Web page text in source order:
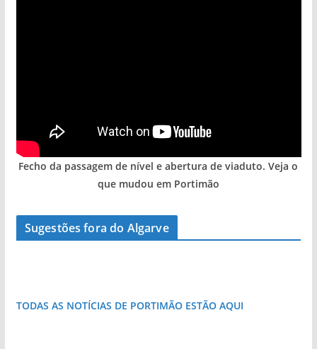
Fecho da passagem de nível e abertura de viaduto. Veja o
que mudou em Portimão
Sugestões fora do Algarve
As portas do rio Tejo (com vídeo)
Foto do dia: o Algarve tem mais de 200 km de
TODAS AS NOTÍCIAS DE PORTIMÃO ESTÃO AQUI